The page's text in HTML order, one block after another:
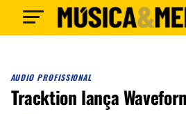
AUDIO PROFISSIONAL
Tracktion lança